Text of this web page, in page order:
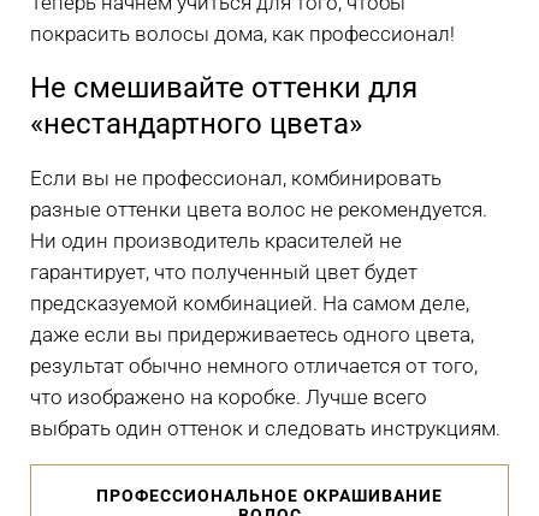
покрасить волосы дома, как профессионал!
Не смешивайте оттенки для
«нестандартного цвета»
Если вы не профессионал, комбинировать
разные оттенки цвета волос не рекомендуется.
Ни один производитель красителей не
гарантирует, что полученный цвет будет
предсказуемой комбинацией. На самом деле,
даже если вы придерживаетесь одного цвета,
результат обычно немного отличается от того,
что изображено на коробке. Лучше всего
выбрать один оттенок и следовать инструкциям.
ПРОФЕССИОНАЛЬНОЕ ОКРАШИВАНИЕ